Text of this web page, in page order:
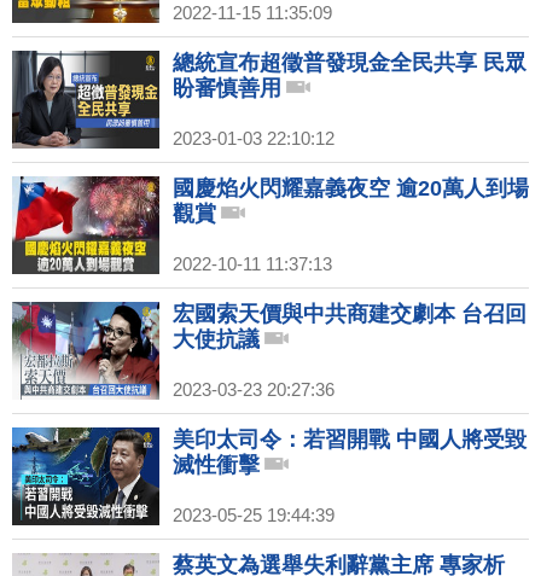
2022-11-15 11:35:09
總統宣布超徵普發現金全民共享 民眾
盼審慎善用
2023-01-03 22:10:12
國慶焰火閃耀嘉義夜空 逾20萬人到場
觀賞
2022-10-11 11:37:13
宏國索天價與中共商建交劇本 台召回
大使抗議
2023-03-23 20:27:36
美印太司令：若習開戰 中國人將受毀
滅性衝擊
2023-05-25 19:44:39
蔡英文為選舉失利辭黨主席 專家析